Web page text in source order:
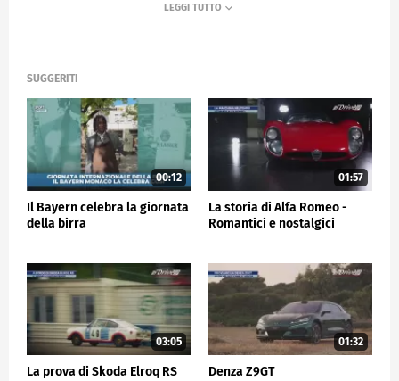
SUGGERITI
00:12
Il Bayern celebra la giornata
della birra
01:57
La storia di Alfa Romeo -
Romantici e nostalgici
03:05
La prova di Skoda Elroq RS
01:32
Denza Z9GT